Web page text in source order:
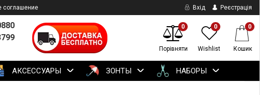
соглашение Вхід Реєстрація
0
Порівняти
0
Wishlist
0
Кошик
АКСЕССУАРЫ ЗОНТЫ НАБОРЫ